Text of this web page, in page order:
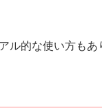
ル的な使い方も